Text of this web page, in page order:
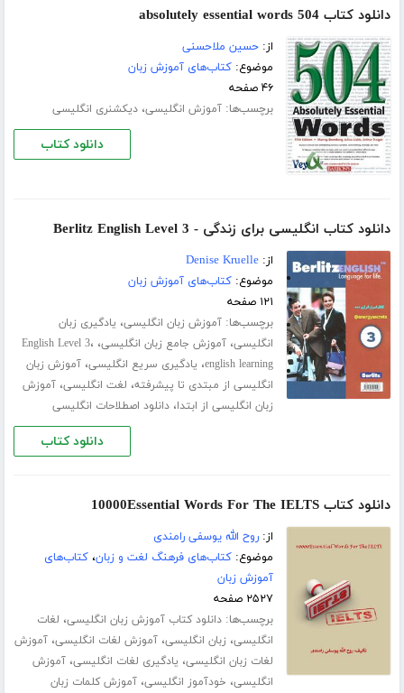
دانلود کتاب 504 absolutely essential words
از:حسین ملاحسنی
موضوع:کتاب‌های آموزش زبان
۴۶ صفحه
برچسب‌ها:آموزش انگلیسی،دیکشنری انگلیسی
دانلود کتاب
دانلود کتاب انگلیسی برای زندگی - Berlitz English Level 3
از:Denise Kruelle
موضوع:کتاب‌های آموزش زبان
۱۲۱ صفحه
برچسب‌ها:آموزش زبان انگلیسی، یادگیری زبان
انگلیسی،آموزش جامع زبان انگلیسی، English Level 3،
english learning، یادگیری سریع انگلیسی،آموزش زبان
انگلیسی از مبتدی تا پیشرفته، لغت انگلیسی،آموزش
زبان انگلیسی از ابتدا،دانلود اصطلاحات انگلیسی
دانلود کتاب
دانلود کتاب 10000Essential Words For The IELTS
از:روح الله یوسفی رامندی
موضوع:کتاب‌های فرهنگ لغت و زبان،کتاب‌های
آموزش زبان
۲۵۲۷ صفحه
برچسب‌ها:دانلود کتاب آموزش زبان انگلیسی، لغات
انگلیسی، زبان انگلیسی،آموزش لغات انگلیسی،آموزش
لغات زبان انگلیسی، یادگیری لغات انگلیسی،آموزش
انگلیسی، خودآموز انگلیسی،آموزش کلمات زبان